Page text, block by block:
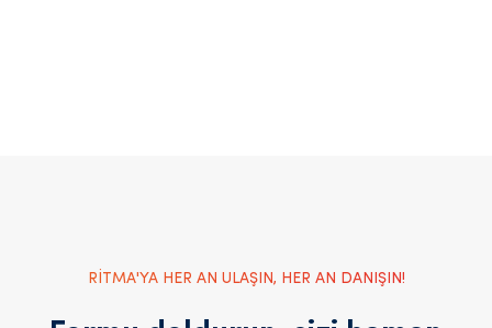
RİTMA'YA HER AN ULAŞIN, HER AN DANIŞIN!